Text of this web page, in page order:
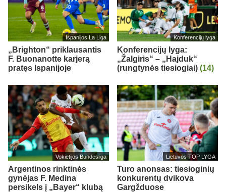
Ispanijos La Liga
„Brighton“ priklausantis
F. Buonanotte karjerą
pratęs Ispanijoje
Konferencijų lyga
Konferencijų lyga:
„Žalgiris“ – „Hajduk“
(rungtynės tiesiogiai) (14)
Vokietijos Bundesliga
Argentinos rinktinės
gynėjas F. Medina
persikels į „Bayer“ klubą
Lietuvos TOP LYGA
Turo anonsas: tiesioginių
konkurentų dvikova
Gargžduose